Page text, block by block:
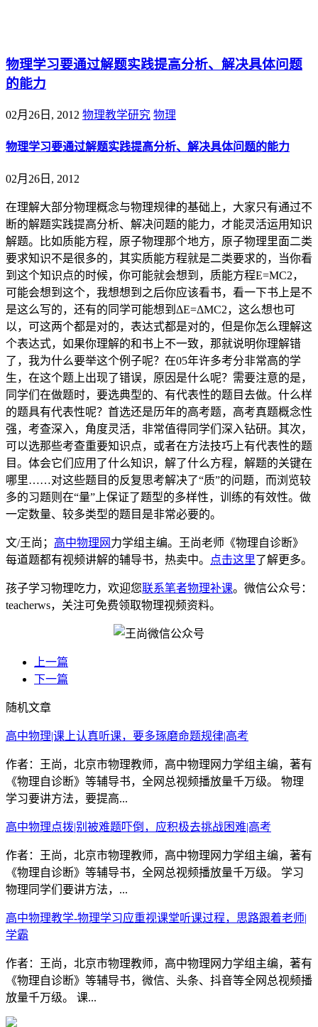
物理学习要通过解题实践提高分析、解决具体问题
的能力
02月26日, 2012 物理教学研究 物理
物理学习要通过解题实践提高分析、解决具体问题的能力
02月26日, 2012
在理解大部分物理概念与物理规律的基础上，大家只有通过不
断的解题实践提高分析、解决问题的能力，才能灵活运用知识
解题。比如质能方程，原子物理那个地方，原子物理里面二类
要求知识不是很多的，其实质能方程就是二类要求的，当你看
到这个知识点的时候，你可能就会想到，质能方程E=MC2，
可能会想到这个，我想想到之后你应该看书，看一下书上是不
是这么写的，还有的同学可能想到ΔE=ΔMC2，这么想也可
以，可这两个都是对的，表达式都是对的，但是你怎么理解这
个表达式，如果你理解的和书上不一致，那就说明你理解错
了，我为什么要举这个例子呢？在05年许多考分非常高的学
生，在这个题上出现了错误，原因是什么呢？需要注意的是，
同学们在做题时，要选典型的、有代表性的题目去做。什么样
的题具有代表性呢？首选还是历年的高考题，高考真题概念性
强，考查深入，角度灵活，非常值得同学们深入钻研。其次，
可以选那些考查重要知识点，或者在方法技巧上有代表性的题
目。体会它们应用了什么知识，解了什么方程，解题的关键在
哪里……对这些题目的反复思考解决了“质”的问题，而浏览较
多的习题则在“量”上保证了题型的多样性，训练的有效性。做
一定数量、较多类型的题目是非常必要的。
文/王尚； 高中物理网 力学组主编。王尚老师《物理自诊断》
每道题都有视频讲解的辅导书，热卖中。
点击这里了解更多。
孩子学习物理吃力，欢迎您联系笔者物理补课。微信公众号：
teacherws，关注可免费领取物理视频资料。
上一篇
下一篇
随机文章
高中物理|课上认真听课，要多琢磨命题规律|高考
作者：王尚，北京市物理教师，高中物理网力学组主编，著有
《物理自诊断》等辅导书，全网总视频播放量千万级。 物理
学习要讲方法，要提高...
高中物理点拨|别被难题吓倒，应积极去挑战困难|高考
作者：王尚，北京市物理教师，高中物理网力学组主编，著有
《物理自诊断》等辅导书，全网总视频播放量千万级。 学习
物理同学们要讲方法，...
高中物理教学-物理学习应重视课堂听课过程，思路跟着老师|
学霸
作者：王尚，北京市物理教师，高中物理网力学组主编，著有
《物理自诊断》等辅导书，微信、头条、抖音等全网总视频播
放量千万级。 课...